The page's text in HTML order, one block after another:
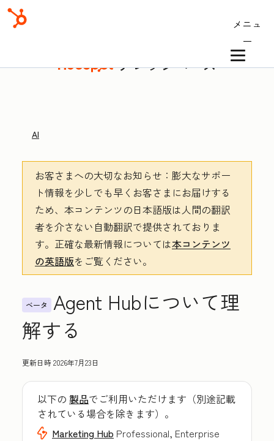
メニュ
ー
ナレッジベース
AI
お客さまへの大切なお知らせ ：膨大なサポー
ト情報を少しでも早くお客さまにお届けする
ため、本コンテンツの日本語版は人間の翻訳
者を介さない自動翻訳で提供されておりま
す。 正確な最新情報については本コンテンツ
の英語版をご覧ください。
ベータ
Agent Hubについて理
解する
更新日時2026年7月23日
以下の 製品でご利用いただけます（別途記載
されている場合を除きます）。
Marketing Hub Professional, Enterprise